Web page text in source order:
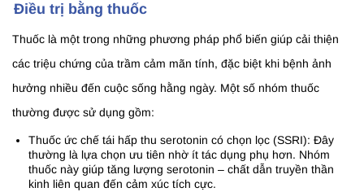
Điều trị bằng thuốc
Thuốc là một trong những phương pháp phổ biến giúp cải thiện
các triệu chứng của trầm cảm mãn tính, đặc biệt khi bệnh ảnh
hưởng nhiều đến cuộc sống hằng ngày. Một số nhóm thuốc
thường được sử dụng gồm:
Thuốc ức chế tái hấp thu serotonin có chọn lọc (SSRI): Đây
thường là lựa chọn ưu tiên nhờ ít tác dụng phụ hơn. Nhóm
thuốc này giúp tăng lượng serotonin – chất dẫn truyền thần
kinh liên quan đến cảm xúc tích cực.